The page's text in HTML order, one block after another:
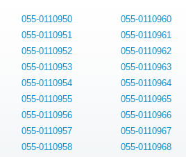
055-0110950
055-0110951
055-0110952
055-0110953
055-0110954
055-0110955
055-0110956
055-0110957
055-0110958
055-0110960
055-0110961
055-0110962
055-0110963
055-0110964
055-0110965
055-0110966
055-0110967
055-0110968